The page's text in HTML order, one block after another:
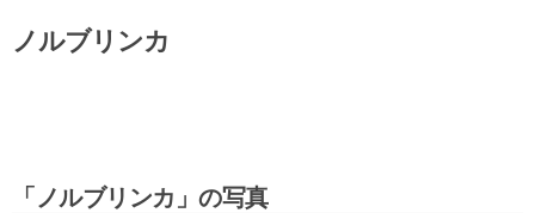
ノルブリンカ
「ノルブリンカ」の写真